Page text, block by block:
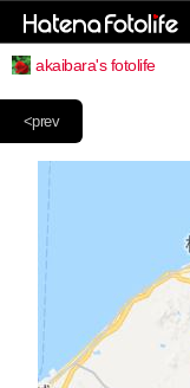
akaibara's fotolife
<prev